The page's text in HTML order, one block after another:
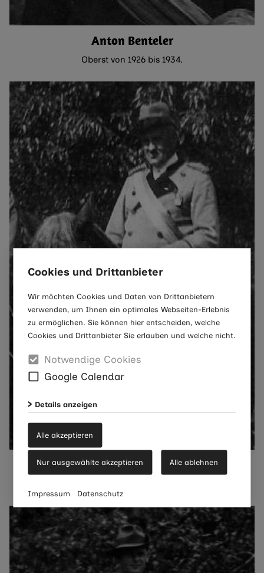
Cookies und Drittanbieter
Wir möchten Cookies und Daten von Drittanbietern
verwenden, um Ihnen ein optimales Webseiten-Erlebnis
zu ermöglichen. Sie können hier entscheiden, welche
Cookies und Drittanbieter Sie erlauben und welche nicht.
Notwendige Cookies
Google Calendar
Details anzeigen
Alle akzeptieren
Nur ausgewählte akzeptieren Alle ablehnen
Impressum Datenschutz
Anton Benteler
Oberst von 1926 bis 1934.
Johannes Göke